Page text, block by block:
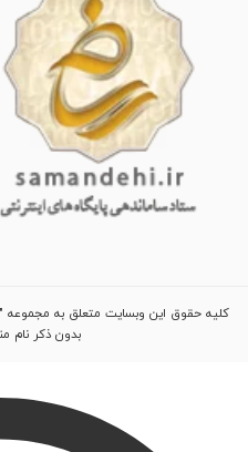
کلیه حقوق این وبسایت متعلق به مجموعه
بدون ذکر نام